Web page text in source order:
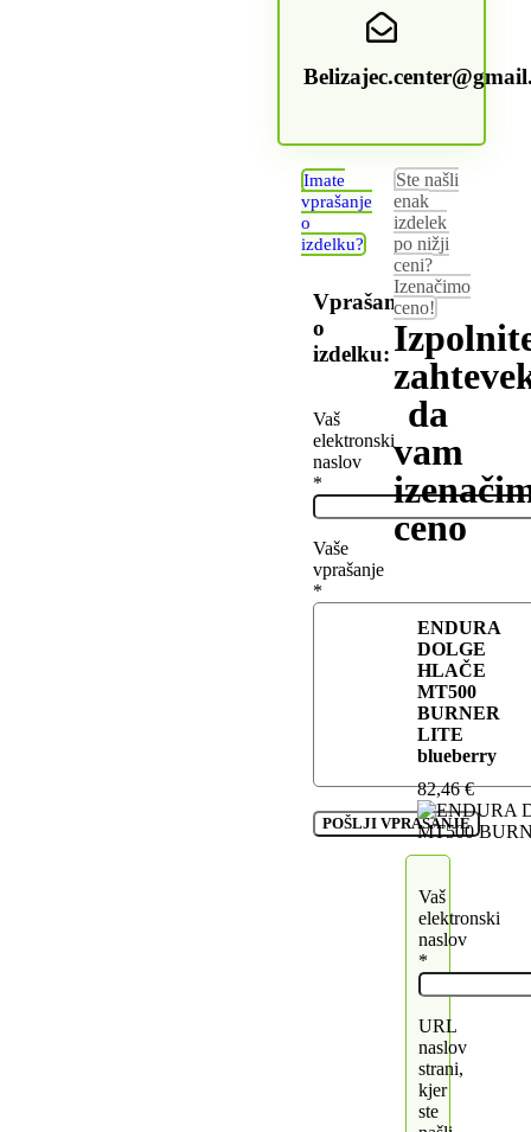
Imate
vprašanje
o
izdelku?
Vprašanje
o
izdelku:
Vaš
elektronski
naslov
*
Vaše
vprašanje
*
Ste našli
enak
izdelek
po nižji
ceni?
Izenačimo
ceno!
da
vam
ceno
ENDURA
DOLGE
HLAČE
MT500
BURNER
LITE
blueberry
82,46€
Vaš
elektronski
naslov
*
URL
naslov
strani,
kjer
ste